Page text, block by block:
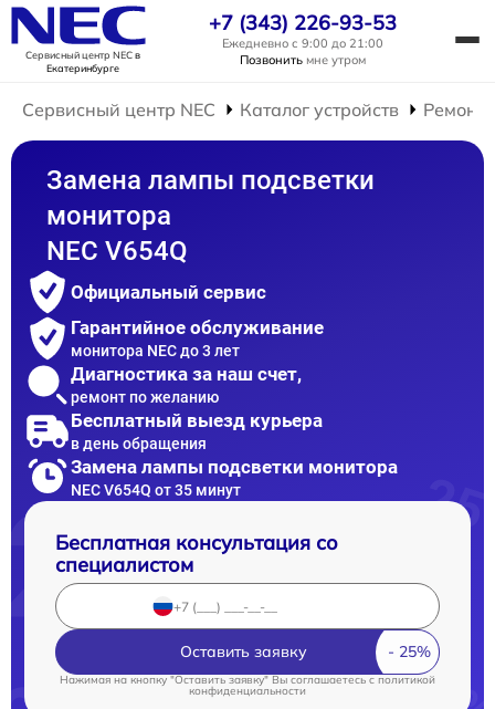
Сервисный центр NECв
Екатеринбурге
+7 (343) 226-93-53
Ежедневно с 9:00 до 21:00
Позвонить мне утром
Сервисный центр NEC Каталог устройств Ремонт
Замена лампы подсветки
монитора
NEC V654Q
Официальный сервис
Гарантийное обслуживание
монитора NEC до 3 лет
Диагностика за наш счет,
ремонт по желанию
Бесплатный выезд курьера
в день обращения
Замена лампы подсветки монитора
NEC V654Q от 35 минут
Бесплатная консультация со
специалистом
Оставить заявку
Нажимая на кнопку "Оставить заявку" Вы соглашаетесь cполитикой
конфиденциальности